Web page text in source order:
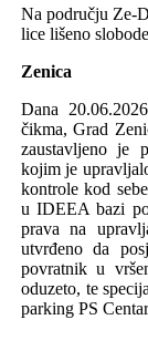
Na području Ze-
lice lišeno
Zenica
Dana
čikma, Grad
zaustavljeno je
kojim je
kontrole kod
u IDEEA bazi
prava na
utvrđeno da
povratnik u
oduzeto, te
parking PS